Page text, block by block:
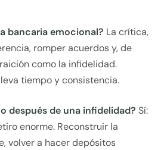
bancaria emocional? La crítica,
romper acuerdos y, de
como la infidelidad.
tiempo y consistencia.
después de una infidelidad? Sí:
enorme. Reconstruir la
volver a hacer depósitos